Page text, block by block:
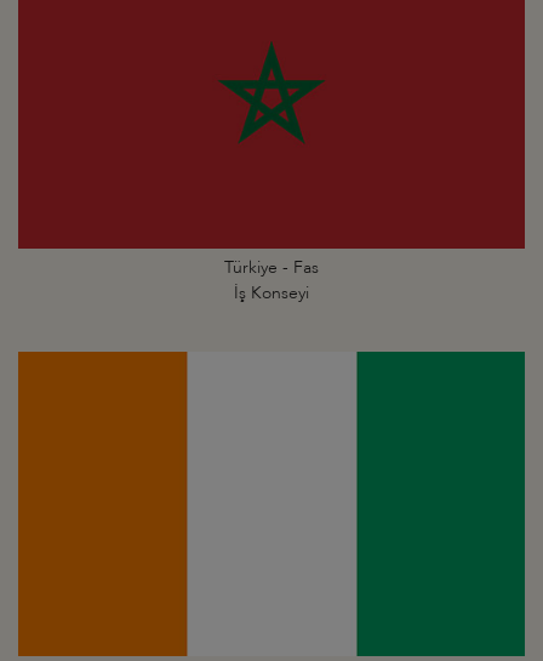
Türkiye - Fas
İş Konseyi